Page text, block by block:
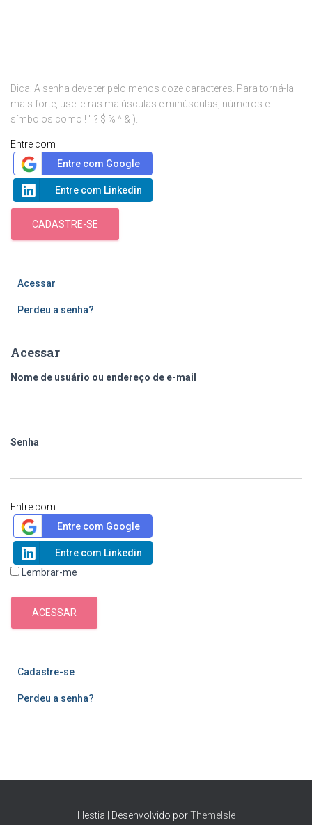
Dica: A senha deve ter pelo menos doze caracteres. Para torná-la
mais forte, use letras maiúsculas e minúsculas, números e
símbolos como ! " ? $ % ^ & ).
Entre com
Entre com Google
Entre com Linkedin
CADASTRE-SE
Acessar
Perdeu a senha?
Acessar
Nome de usuário ou endereço de e-mail
Senha
Entre com
Entre com Google
Entre com Linkedin
Lembrar-me
ACESSAR
Cadastre-se
Perdeu a senha?
Hestia | Desenvolvido porThemeIsle